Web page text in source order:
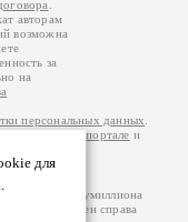
для
авторам
возможна
за
на
персональных данных
информацию о портале и
100 тысяч
более полумиллиона
расположен справа